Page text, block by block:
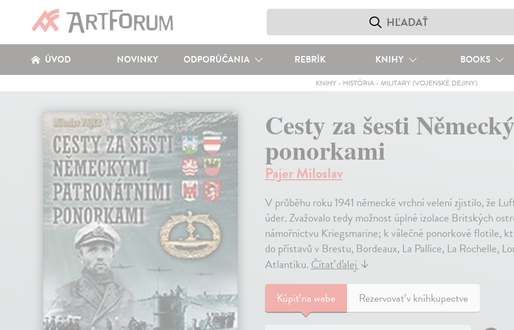
ÚVOD NOVINKY ODPORÚČANIA REBRÍK KNIHY BOOKS
KNIHY- HISTÓRIA- MILITARY (VOJENSKÉ DEJINY)
Cesty za šesti
ponorkami
Pajer Miloslav
V průběhu roku 1941 německé vrchní velení zjistilo, že
úder. Zvažovalo tedy možnost úplné izolace Britských
námořnictvu Kriegsmarine; k válečné ponorkové flotile,
do přístavů v Brestu, Bordeaux, La Pallice, La Rochelle,
Atlantiku.Čítať ďalej↓
Kúpiťna webe Rezervovať v kníhkupectve